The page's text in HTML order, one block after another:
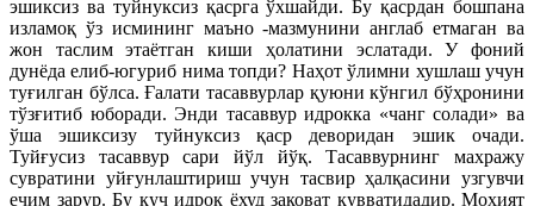
эшиксиз ва туйнуксиз қасрга ўхшайди. Бу қасрдан бошпана
изламоқ ўз исмининг маъно -мазмунини англаб етмаган ва
жон таслим этаётган киши ҳолатини эслатади. У фоний
дунёда елиб-югуриб нима топди? Наҳот ўлимни хушлаш учун
туғилган бўлса. Ғалати тасаввурлар қуюни кўнгил бўҳронини
тўзғитиб юборади. Энди тасаввур идрокка «чанг солади» ва
ўша эшиксизу туйнуксиз қаср деворидан эшик очади.
Туйғусиз тасаввур сари йўл йўқ. Тасаввурнинг махражу
сувратини уйғунлаштириш учун тасвир ҳалқасини узгувчи
ечим зарур. Бу куч идрок ёхуд заковат қувватидадир. Моҳият